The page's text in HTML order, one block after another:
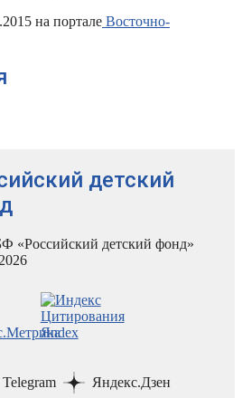
на портале Восточно-
детский
«Российский детский фонд»
Telegram
Яндекс.Дзен